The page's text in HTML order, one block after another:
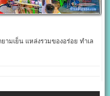
ามเย็น แหล่งรวมของอร่อย ทำเล